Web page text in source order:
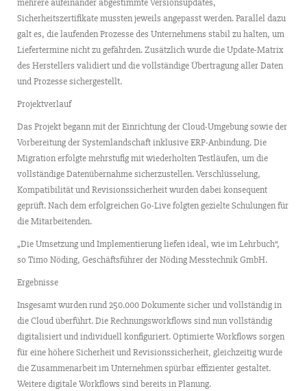
mehrere aufeinander abgestimmte Versionsupdates,
Sicherheitszertifikate mussten jeweils angepasst werden. Parallel dazu
galt es, die laufenden Prozesse des Unternehmens stabil zu halten, um
Liefertermine nicht zu gefährden. Zusätzlich wurde die Update-Matrix
des Herstellers validiert und die vollständige Übertragung aller Daten
und Prozesse sichergestellt.
Projektverlauf
Das Projekt begann mit der Einrichtung der Cloud-Umgebung sowie der
Vorbereitung der Systemlandschaft inklusive ERP-Anbindung. Die
Migration erfolgte mehrstufig mit wiederholten Testläufen, um die
vollständige Datenübernahme sicherzustellen. Verschlüsselung,
Kompatibilität und Revisionssicherheit wurden dabei konsequent
geprüft. Nach dem erfolgreichen Go-Live folgten gezielte Schulungen für
die Mitarbeitenden.
„Die Umsetzung und Implementierung liefen ideal, wie im Lehrbuch“,
so Timo Nöding, Geschäftsführer der Nöding Messtechnik GmbH.
Ergebnisse
Insgesamt wurden rund 250.000 Dokumente sicher und vollständig in
die Cloud überführt. Die Rechnungsworkflows sind nun vollständig
digitalisiert und individuell konfiguriert. Optimierte Workflows sorgen
für eine höhere Sicherheit und Revisionssicherheit, gleichzeitig wurde
die Zusammenarbeit im Unternehmen spürbar effizienter gestaltet.
Weitere digitale Workflows sind bereits in Planung.